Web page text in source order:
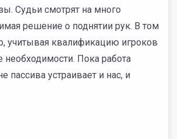
Судьи смотрят на много
решение о поднятии рук. В том
учитывая квалификацию игроков
необходимости. Пока работа
пассива устраивает и нас, и